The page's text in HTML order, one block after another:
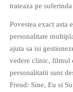
trateaza pe
Povestea exact asta
personalitate
ajuta sa isi
vedere clinic, filmul
personalitatii sunt
Freud: Sine, Eu si